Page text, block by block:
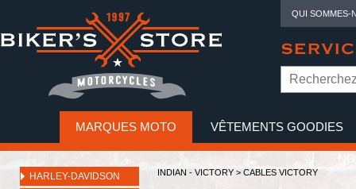
QUI SOMMES-
MARQUES MOTO VÊTEMENTS GOODIES
HARLEY-DAVIDSON
INDIAN - VICTORY > CABLES VICTORY